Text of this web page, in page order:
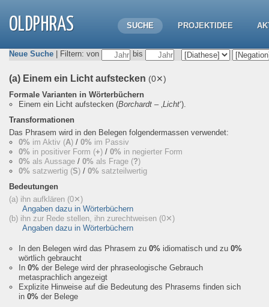
OLDPHRAS SUCHE PROJEKTIDEE
Neue Suche | Filtern: von bis
(a) Einem ein Licht aufstecken (0✕)
Formale Varianten in Wörterbüchern
Einem ein Licht aufstecken (Borchardt – ‚Licht‘).
Transformationen
Das Phrasem wird in den Belegen folgendermassen verwendet:
0% im Aktiv (A) / 0% im Passiv
0% in positiver Form (+) / 0% in negierter Form
0% als Aussage / 0% als Frage (?)
0% satzwertig (S) / 0% satzteilwertig
Bedeutungen
(a) ihn aufklären (0✕)
Angaben dazu in Wörterbüchern
(b) ihn zur Rede stellen, ihn zurechtweisen (0✕)
Angaben dazu in Wörterbüchern
In den Belegen wird das Phrasem zu 0% idiomatisch und zu 0%
wörtlich gebraucht
In 0% der Belege wird der phraseologische Gebrauch
metasprachlich angezeigt
Explizite Hinweise auf die Bedeutung des Phrasems finden sich
in 0% der Belege